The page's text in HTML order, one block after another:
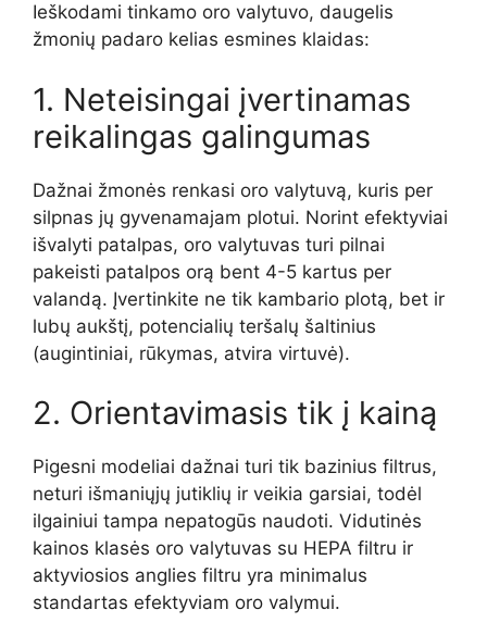
Ieškodami tinkamo oro valytuvo, daugelis
žmonių padaro kelias esmines klaidas:
1. Neteisingai įvertinamas
reikalingas galingumas
Dažnai žmonės renkasi oro valytuvą, kuris per
silpnas jų gyvenamajam plotui. Norint efektyviai
išvalyti patalpas, oro valytuvas turi pilnai
pakeisti patalpos orą bent 4-5 kartus per
valandą. Įvertinkite ne tik kambario plotą, bet ir
lubų aukštį, potencialių teršalų šaltinius
(augintiniai, rūkymas, atvira virtuvė).
2. Orientavimasis tik į kainą
Pigesni modeliai dažnai turi tik bazinius filtrus,
neturi išmaniųjų jutiklių ir veikia garsiai, todėl
ilgainiui tampa nepatogūs naudoti. Vidutinės
kainos klasės oro valytuvas su HEPA filtru ir
aktyviosios anglies filtru yra minimalus
standartas efektyviam oro valymui.